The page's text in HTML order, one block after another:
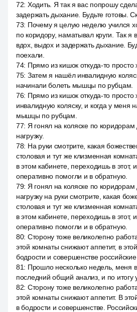
72: Ходить. Я так я вас попрошу
задержать дыхание. Будьте готовы.
73: Почему я целую неделю учился
по коридору, наматывал круги. Так я
вдох, выдох и задержать дыхание.
поехали.
74: Прямо из кишок откуда-то просто
75: Затем я нашёл инвалидную
начинали болеть мышцы по рубцам.
76: Прямо из кишок откуда-то
инвалидную коляску, и когда у меня
мышцы по рубцам.
77: Я гонял на коляске по коридорам
нагрузку.
78: На руки смотрите, какая
столовая и тут же клизменная
в этом кабинете, переходишь в этот,
оперативно помогли и в обратную.
79: Я гонял на коляске по коридорам
нагрузку на руки смотрите, какая
столовая и тут же клизменная
в этом кабинете, переходишь в этот,
оперативно помогли и в обратную.
80: Сторону тоже великолепно
этой комнаты снижают аппетит, в
бодрости и совершенстве российские
81: Прошло несколько недель, меня
последний общий анализ, и по итогу
82: Сторону тоже великолепно
этой комнаты снижают аппетит. В
в бодрости и совершенстве.